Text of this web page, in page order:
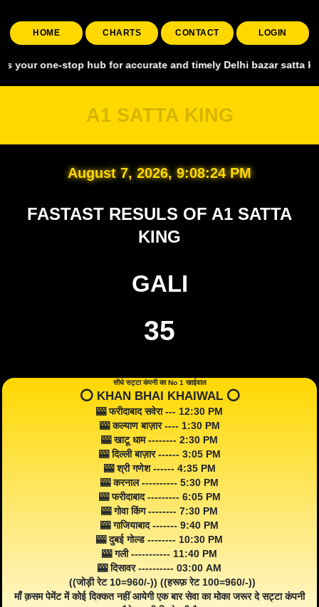
HOME CHARTS CONTACT LOGIN
stop hub for accurate and timely Delhi bazar satta king,
A1 SATTA KING
August 7, 2026, 9:08:25 PM
FASTAST RESULS OF A1 SATTA
KING
GALI
35
सीधे सट्टा कंपनी का No 1 खाईवाल
⭕️ KHAN BHAI KHAIWAL ⭕️
🎰 फरीदाबाद सवेरा --- 12:30 PM
🎰 कल्याण बाज़ार ---- 1:30 PM
🎰 खाटू धाम -------- 2:30 PM
🎰 दिल्ली बाज़ार ------ 3:05 PM
🎰 श्री गणेश ------ 4:35 PM
🎰 करनाल ---------- 5:30 PM
🎰 फरीदाबाद --------- 6:05 PM
🎰 गोवा किंग -------- 7:30 PM
🎰 गाजियाबाद ------- 9:40 PM
🎰 दुबई गोल्ड -------- 10:30 PM
🎰 गली ----------- 11:40 PM
🎰 दिसावर ---------- 03:00 AM
((जोड़ी रेट 10=960/-)) ((हरूफ़ रेट 100=960/-))
माँ क़सम पेमेंट में कोई दिक्कत नहीं आयेगी एक बार सेवा का मोका जरूर दे सट्टा कंपनी